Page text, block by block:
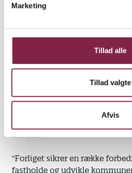
Marketing
Tillad alle
Tillad valgte
Afvis
Arbejdsgiverne er også glade
Også arbejdsgiverne er
delforlig. Det vil gøre de
Lebech.
"Forliget sikrer en række
fastholde og udvikle